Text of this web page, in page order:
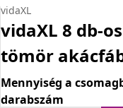
vidaXL
vidaXL 8 db-
tömör
Mennyiség a
darabszám